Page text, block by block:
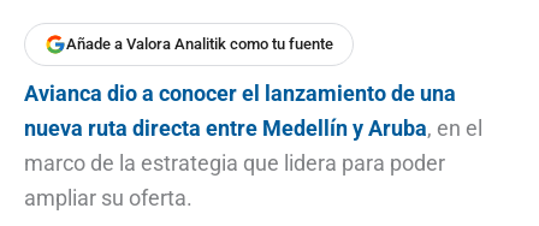
Añade a Valora Analitik como tu fuente
Avianca dio a conocer el lanzamiento de una
nueva ruta directa entre Medellín y Aruba, en el
marco de la estrategia que lidera para poder
ampliar su oferta.